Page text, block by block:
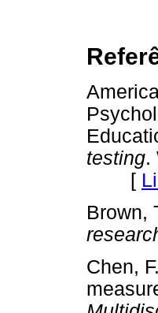
testing.
[
Brown,
Chen,